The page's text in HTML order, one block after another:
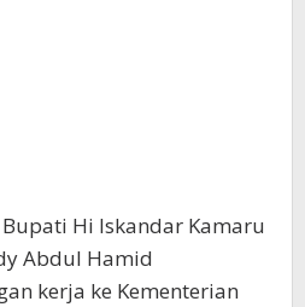
Bupati Hi Iskandar Kamaru
Abdul Hamid
kerja ke Kementerian